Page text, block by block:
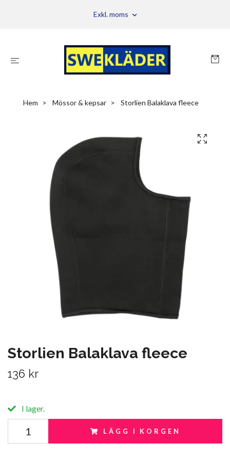
Exkl. moms
Hem Mössor & kepsar Storlien Balaklava fleece
Storlien Balaklava fleece
136 kr
I lager.
LÄGG I KORGEN